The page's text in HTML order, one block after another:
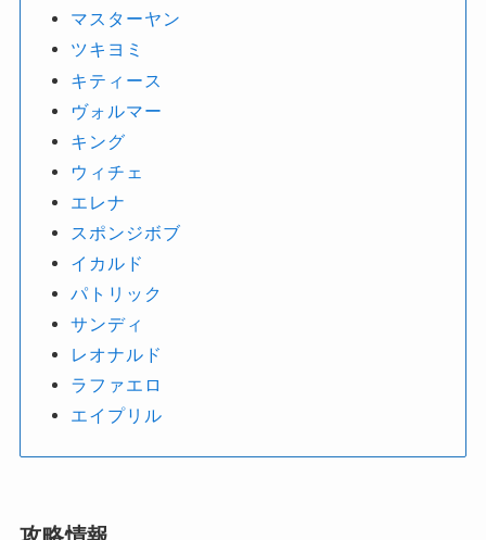
マスターヤン
ツキヨミ
キティース
ヴォルマー
キング
ウィチェ
エレナ
スポンジボブ
イカルド
パトリック
サンディ
レオナルド
ラファエロ
エイプリル